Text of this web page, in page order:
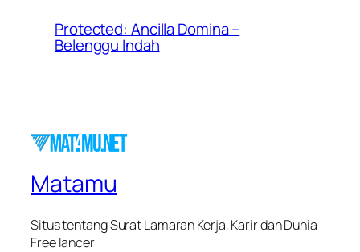
Protected: Ancilla Domina –
Belenggu Indah
Matamu
Situs tentang Surat Lamaran Kerja, Karir dan Dunia
Free lancer